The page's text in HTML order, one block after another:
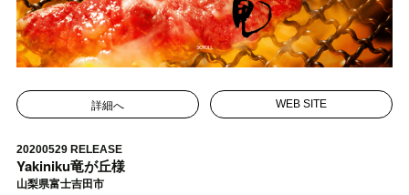
詳細へ WEB SITE
20200529 RELEASE
Yakiniku竜が丘様
山梨県富士吉田市